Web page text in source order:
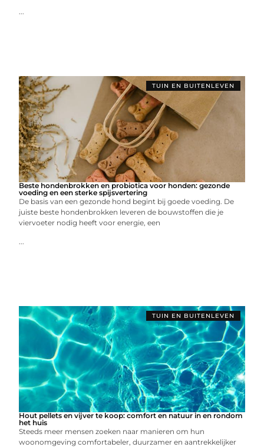
...
TUIN EN BUITENLEVEN
Beste hondenbrokken en probiotica voor honden: gezonde
voeding en een sterke spijsvertering
De basis van een gezonde hond begint bij goede voeding. De
juiste beste hondenbrokken leveren de bouwstoffen die je
viervoeter nodig heeft voor energie, een
...
TUIN EN BUITENLEVEN
Hout pellets en vijver te koop: comfort en natuur in en rondom
het huis
Steeds meer mensen zoeken naar manieren om hun
woonomgeving comfortabeler, duurzamer en aantrekkelijker